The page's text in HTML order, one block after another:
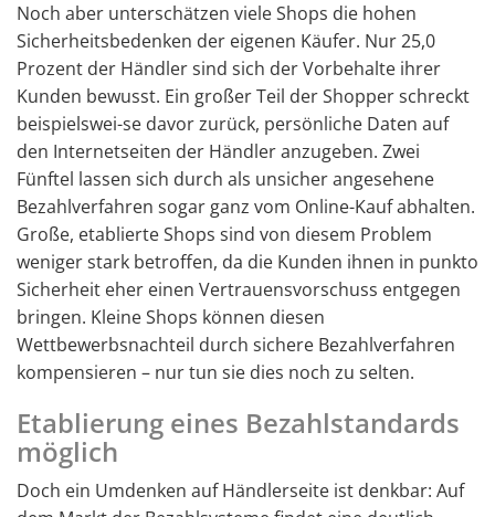
Noch aber unterschätzen viele Shops die hohen
Sicherheitsbedenken der eigenen Käufer. Nur 25,0
Prozent der Händler sind sich der Vorbehalte ihrer
Kunden bewusst. Ein großer Teil der Shopper schreckt
beispielswei-se davor zurück, persönliche Daten auf
den Internetseiten der Händler anzugeben. Zwei
Fünftel lassen sich durch als unsicher angesehene
Bezahlverfahren sogar ganz vom Online-Kauf abhalten.
Große, etablierte Shops sind von diesem Problem
weniger stark betroffen, da die Kunden ihnen in punkto
Sicherheit eher einen Vertrauensvorschuss entgegen
bringen. Kleine Shops können diesen
Wettbewerbsnachteil durch sichere Bezahlverfahren
kompensieren – nur tun sie dies noch zu selten.
Etablierung eines Bezahlstandards
möglich
Doch ein Umdenken auf Händlerseite ist denkbar: Auf